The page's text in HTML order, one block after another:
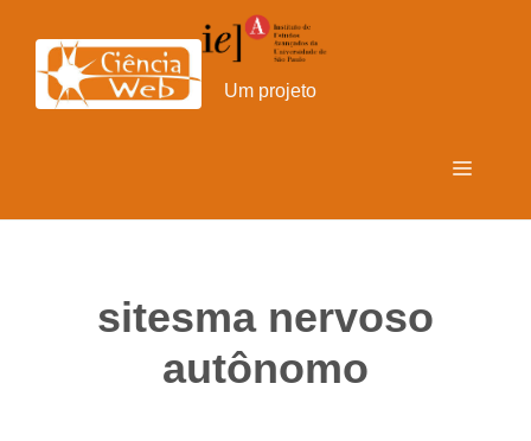
para
conteúdo
Um projeto
Menu
sitesma nervoso
autônomo